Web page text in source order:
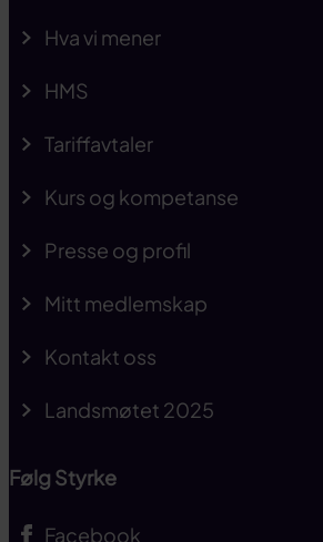
Hva vi mener
HMS
Tariffavtaler
Kurs og kompetanse
Presse og profil
Mitt medlemskap
Kontakt oss
Landsmøtet 2025
Følg Styrke
Facebook